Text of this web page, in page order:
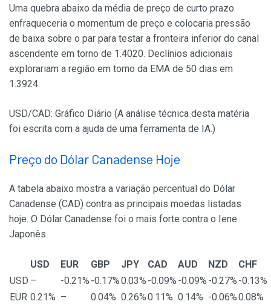
Uma quebra abaixo da média de preço de curto prazo
enfraqueceria o momentum de preço e colocaria pressão
de baixa sobre o par para testar a fronteira inferior do canal
ascendente em torno de 1.4020. Declínios adicionais
explorariam a região em torno da EMA de 50 dias em
1.3924.
USD/CAD: Gráfico Diário (A análise técnica desta matéria
foi escrita com a ajuda de uma ferramenta de IA.)
Preço do Dólar Canadense Hoje
A tabela abaixo mostra a variação percentual do Dólar
Canadense (CAD) contra as principais moedas listadas
hoje. O Dólar Canadense foi o mais forte contra o Iene
Japonês.
USD EUR GBP JPY CAD AUD NZD
CHF
USD – -0.21% -0.17%0.03% -0.09% -0.09% -0.27% -0.13%
EUR 0.21% – 0.04% 0.26%0.11% 0.14% -0.06%0.08%